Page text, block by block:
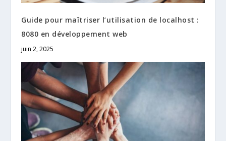
Guide pour maîtriser l’utilisation de localhost :
8080 en développement web
juin 2, 2025